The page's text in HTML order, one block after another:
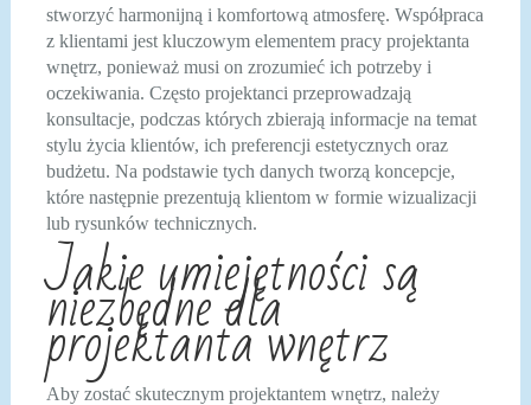
stworzyć harmonijną i komfortową atmosferę. Współpraca
z klientami jest kluczowym elementem pracy projektanta
wnętrz, ponieważ musi on zrozumieć ich potrzeby i
oczekiwania. Często projektanci przeprowadzają
konsultacje, podczas których zbierają informacje na temat
stylu życia klientów, ich preferencji estetycznych oraz
budżetu. Na podstawie tych danych tworzą koncepcje,
które następnie prezentują klientom w formie wizualizacji
lub rysunków technicznych.
Jakie umiejętności są
niezbędne dla
projektanta wnętrz
Aby zostać skutecznym projektantem wnętrz, należy